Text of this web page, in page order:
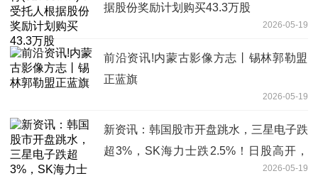
据股份奖励计划购买43.3万股
2026-05-19
前沿资讯!内蒙古影像方志丨锡林郭勒盟‌
正蓝旗
2026-05-19
新资讯：韩国股市开盘跳水，三星电子跌
超3%，SK海力士跌2.5%！日股高开，
2026-05-19